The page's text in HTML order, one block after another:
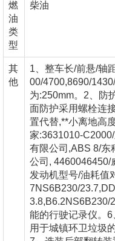
燃
油
类
型
柴油
其
他
1、整车长/前悬/轴
00/4700,8690/
为:250mm。2、防
面防护采用螺栓连
置代替,**小离地高
家:3631010-
有限公司,ABS 8/东
公司, 4460046450/
发动机型号/油耗值
7NS6B230/
3.8,B6.2NS6B230/
能的行驶记录仪。
用于城镇环卫垃圾